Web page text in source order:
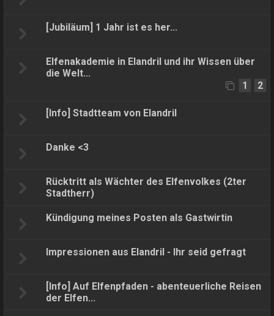
[Jubiläum] 1 Jahr ist es her...
Elfenakademie in Elandril und ihr Wissen über
die Welt...
1
2
[Info] Stadtteam von Elandril
Danke <3
Rücktritt als Wächter des Elfenvolkes (2ter
Stadtherr)
Kündigung meines Posten als Gastwirtin
Impressionen aus Elandril - Ihr seid gefragt
[Info] Auf Elfenpfaden - abenteuerliche Reisen
der Elfen...